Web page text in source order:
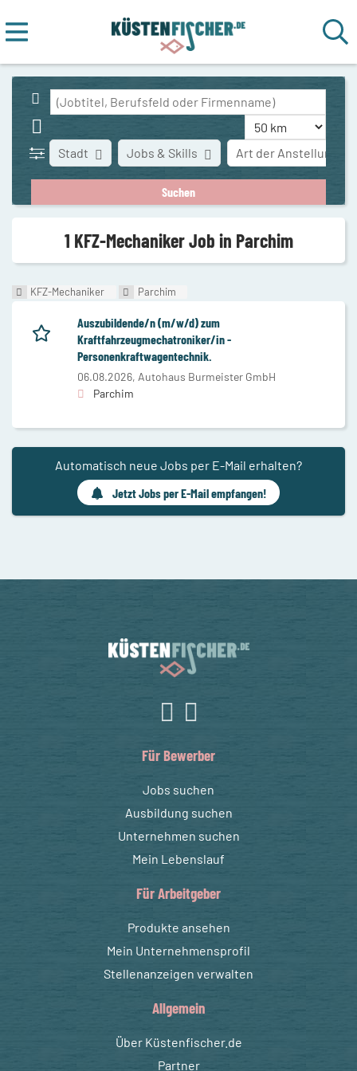
Stadt Art der Anstellung
Jobs & Skills
1 KFZ-Mechaniker Job in Parchim
KFZ-Mechaniker Parchim
Auszubildende/n (m/w/d) zum
Kraftfahrzeugmechatroniker/in -
Personenkraftwagentechnik.
06.08.2026, Autohaus Burmeister GmbH
Parchim
Automatisch neue Jobs per E-Mail erhalten?
Jetzt Jobs per E-Mail empfangen!
Für Bewerber
Jobs suchen
Ausbildung suchen
Unternehmen suchen
Mein Lebenslauf
Für Arbeitgeber
Produkte ansehen
Mein Unternehmensprofil
Stellenanzeigen verwalten
Allgemein
Über Küstenfischer.de
Partner